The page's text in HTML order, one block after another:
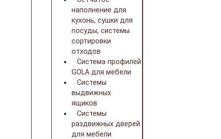
наполнение для
кухонь, сушки для
посуды, системы
сортировки
отходов
Система профилей
GOLA для мебели
Системы
выдвижных
ящиков
Системы
раздвижных дверей
для мебели